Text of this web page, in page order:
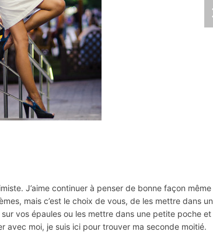
J’aime continuer à penser de bonne façon même
mais c’est le choix de vous, de les mettre dans un
vos épaules ou les mettre dans une petite poche et
avec moi, je suis ici pour trouver ma seconde moitié.